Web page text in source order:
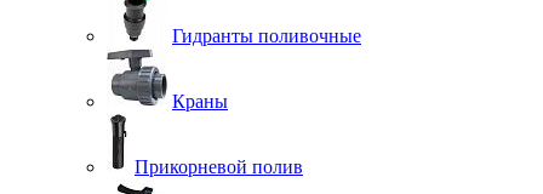
Гидранты поливочные
Краны
Прикорневой полив